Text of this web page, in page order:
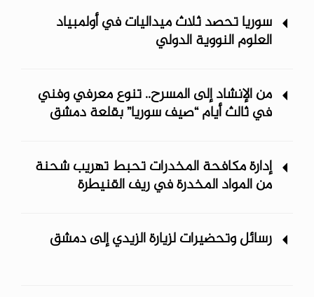
سوريا تحصد ثلاث ميداليات في أولمبياد
العلوم النووية الدولي
من الإنشاد إلى المسرح.. تنوع معرفي وفني
في ثالث أيام “صيف سوريا” ‏بقلعة دمشق
إدارة مكافحة المخدرات تحبط تهريب شحنة
من المواد المخدرة في ريف ‏القنيطرة
رسائل وتحضيرات لزيارة الزيدي إلى دمشق